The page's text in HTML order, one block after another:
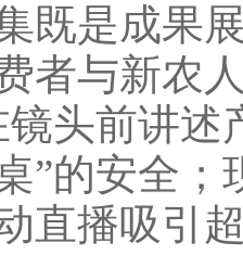
是成果展
者与新农
镜头前讲述
”的安全；
直播吸引